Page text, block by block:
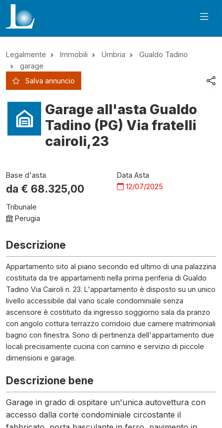
Legalmente Immobili Umbria
Gualdo Tadino
garage
Salva annuncio
Garage all'asta Gualdo
Tadino (PG) Via fratelli
cairoli,23
Base d'asta
da € 68.325,00
Data Asta
12/07/2025
Tribunale
Perugia
Descrizione
Appartamento sito al piano secondo ed ultimo di una palazzina
costituita da tre appartamenti nella prima periferia di Gualdo
Tadino Via Cairoli n. 23. L'appartamento è disposto su un unico
livello accessibile dal vano scale condominiale senza
ascensore è costituito da ingresso soggiorno sala da pranzo
con angolo cottura terrazzo corridoio due camere matrimoniali
bagno con finestra. Sono di pertinenza dell'appartamento due
locali precisamente cucina con camino e servizio di piccole
dimensioni e garage.
Descrizione bene
Garage in grado di ospitare un'unica autovettura con
accesso dalla corte condominiale circostante il